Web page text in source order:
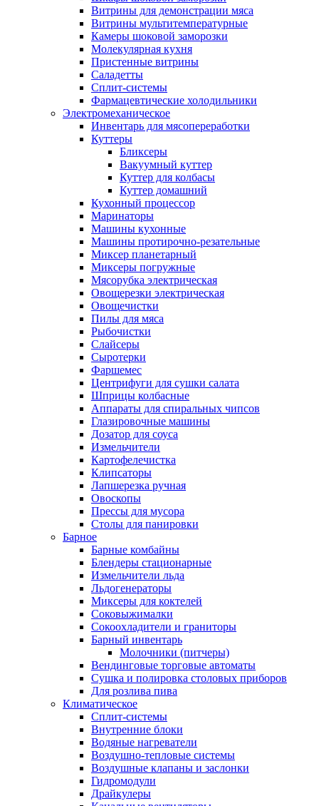
Витрины для демонстрации мяса
Витрины мультитемпературные
Камеры шоковой заморозки
Молекулярная кухня
Пристенные витрины
Саладетты
Сплит-системы
Фармацевтические холодильники
Электромеханическое
Инвентарь для мясопереработки
Куттеры
Бликсеры
Вакуумный куттер
Куттер для колбасы
Куттер домашний
Кухонный процессор
Маринаторы
Машины кухонные
Машины протирочно-резательные
Миксер планетарный
Миксеры погружные
Мясорубка электрическая
Овощерезки электрическая
Овощечистки
Пилы для мяса
Рыбочистки
Слайсеры
Сыротерки
Фаршемес
Центрифуги для сушки салата
Шприцы колбасные
Аппараты для спиральных чипсов
Глазировочные машины
Дозатор для соуса
Измельчители
Картофелечистка
Клипсаторы
Лапшерезка ручная
Овоскопы
Прессы для мусора
Столы для панировки
Барное
Барные комбайны
Блендеры стационарные
Измельчители льда
Льдогенераторы
Миксеры для коктелей
Соковыжималки
Сокоохладители и граниторы
Барный инвентарь
Молочники (питчеры)
Вендинговые торговые автоматы
Сушка и полировка столовых приборов
Для розлива пива
Климатическое
Сплит-системы
Внутренние блоки
Водяные нагреватели
Воздушно-тепловые системы
Воздушные клапаны и заслонки
Гидромодули
Драйкулеры